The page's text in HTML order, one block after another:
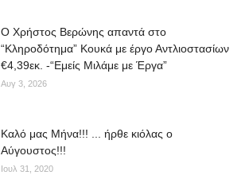
O Χρήστος Βερώνης απαντά στο
“Κληροδότημα” Κουκά με έργο Αντλιοστασίων
€4,39εκ. -“Εμείς Μιλάμε με Έργα”
Αυγ 3, 2026
Kαλό μας Μήνα!!! ... ήρθε κιόλας ο
Αύγουστος!!!
Ιουλ 31, 2020